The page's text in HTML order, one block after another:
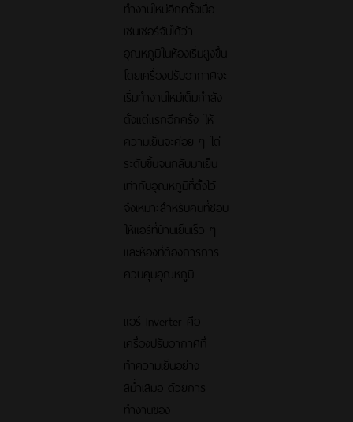
ทำงานใหม่อีกครั้งเมื่อ
เซนเซอร์จับได้ว่า
อุณหภูมิในห้องเริ่มสูงขึ้น
โดยเครื่องปรับอากาศจะ
เริ่มทำงานใหม่เต็มกำลัง
ตั้งแต่แรกอีกครั้ง ให้
ความเย็นจะค่อย ๆ ไต่
ระดับขึ้นจนกลับมาเย็น
เท่ากับอุณหภูมิที่ตั้งไว้
จึงเหมาะสำหรับคนที่ชอบ
ให้แอร์ที่บ้านเย็นเร็ว ๆ
และห้องที่ต้องการการ
ควบคุมอุณหภูมิ
แอร์ Inverter คือ
เครื่องปรับอากาศที่
ทำความเย็นอย่าง
สม่ำเสมอ ด้วยการ
ทำงานของ